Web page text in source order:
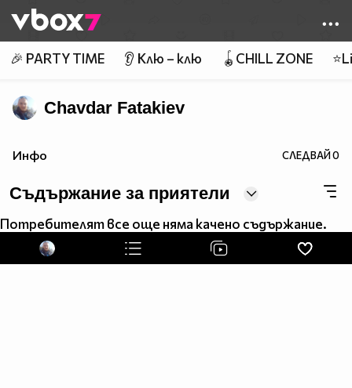
👾
🎉 PARTY TIME 👂 Клю – клю 🪀CHILL ZONE
Chavdar Fatakiev
Инфо СЛЕДВАЙ0
Съдържание за приятели
Потребителят все още няма качено съдържание.